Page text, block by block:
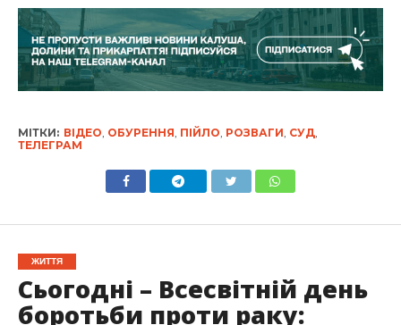
МІТКИ: ВІДЕО, ОБУРЕННЯ, ПІЙЛО, РОЗВАГИ, СУД,
ТЕЛЕГРАМ
ЖИТТЯ
Сьогодні – Всесвітній день
боротьби проти раку: